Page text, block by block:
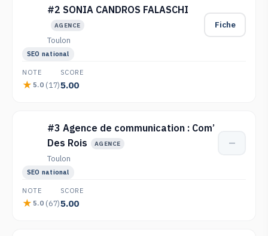
#2 SONIA CANDROS FALASCHI
AGENCE
Toulon
Fiche
SEO national
NOTE
5.0 (17)
SCORE
5.00
#3 Agence de communication : Com’
Des Rois
AGENCE
Toulon
—
SEO national
NOTE
5.0 (67)
SCORE
5.00